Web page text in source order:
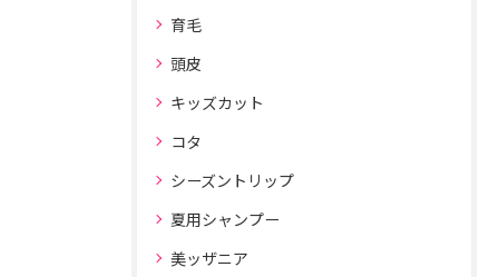
育毛
頭皮
キッズカット
コタ
シーズントリップ
夏用シャンプー
美ッザニア